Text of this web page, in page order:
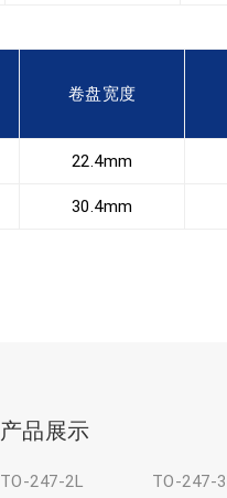
卷盘宽度
22.4mm
30.4mm
产品展示
TO-247-2L TO-247-